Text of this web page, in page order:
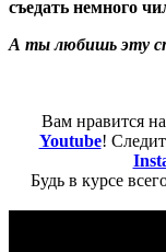
съедать немного
А ты любишь эту
Вам нравится
Youtube!
Будь в курсе